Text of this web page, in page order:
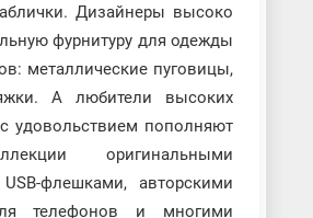
Дизайнеры высоко
фурнитуру для одежды
металлические пуговицы,
А любители высоких
удовольствием пополняют
оригинальными
флешками, авторскими
телефонов и многими